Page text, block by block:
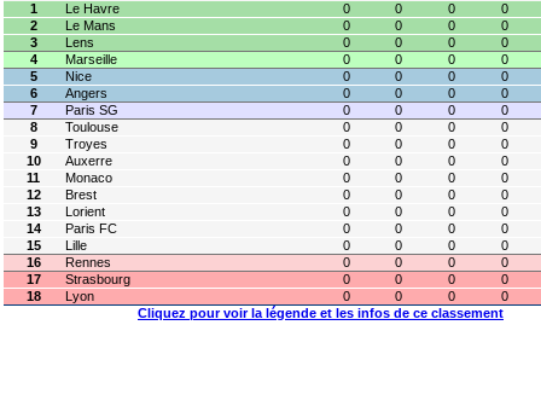
1
Le Havre 0 0 0
0
2
Le Mans 0 0 0
0
3
Lens 0 0 0
0
4
Marseille 0 0 0
0
5
Nice 0 0 0
0
6
Angers 0 0 0
0
7
Paris SG 0 0 0
0
8
Toulouse 0 0 0
0
9
Troyes 0 0 0
0
10
Auxerre 0 0 0
0
11
Monaco 0 0 0
0
12
Brest 0 0 0
0
13
Lorient 0 0 0
0
14
Paris FC 0 0 0
0
15
Lille 0 0 0
0
16
Rennes 0 0 0
0
17
Strasbourg 0 0 0
0
18
Lyon 0 0 0
0
Cliquez pour voir la légende et les infos de ce classement